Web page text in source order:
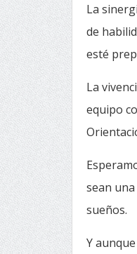
La
de
esté
La
equipo
sean
sueños.
Y